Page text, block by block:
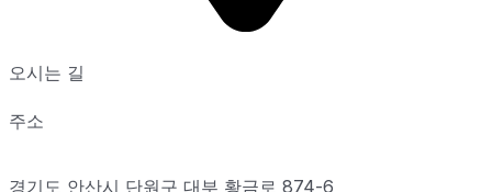
오시는 길
주소
경기도 안산시 단원구 대부 황금로 874-6